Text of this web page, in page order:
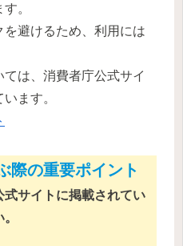
。
避けるため、利用には
は、消費者庁公式サイ
ます。
際の重要ポイント
サイトに掲載されてい